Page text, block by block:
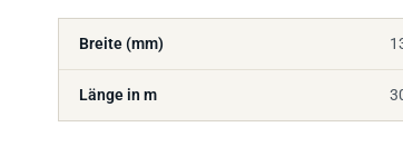
Breite (mm)
Länge in m